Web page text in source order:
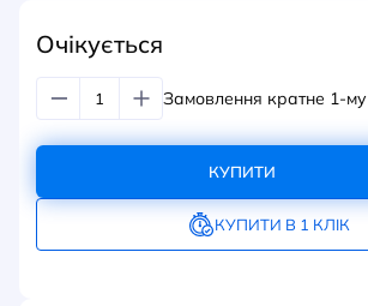
Очікується
Замовлення кратне 1-му
КУПИТИ
КУПИТИ В 1 КЛІК